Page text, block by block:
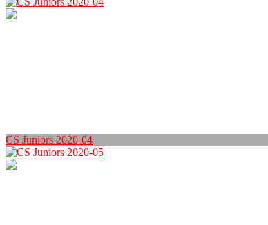
CS Juniors 2020-04